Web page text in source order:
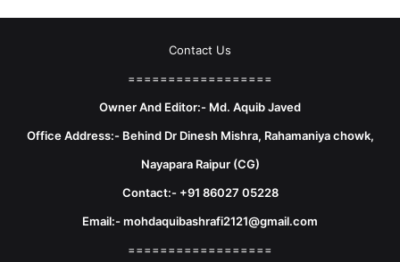
Contact Us
==================
Owner And Editor:- Md. Aquib Javed
Office Address:- Behind Dr Dinesh Mishra, Rahamaniya chowk,
Nayapara Raipur (CG)
Contact:- +91 86027 05228
Email:- mohdaquibashrafi2121@gmail.com
==================